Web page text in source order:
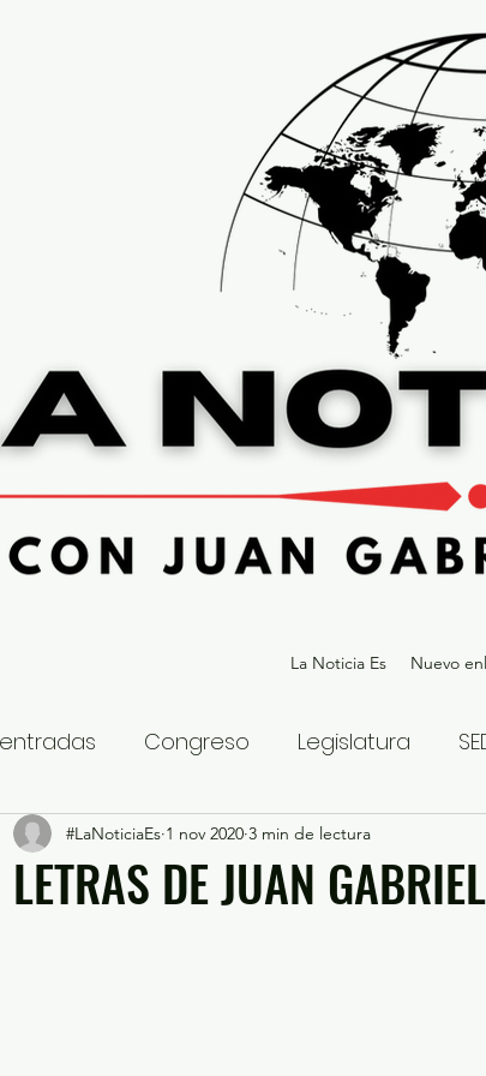
La Noticia Es Nuevo
Congreso Legislatura
Nacional Estatal Gubernatura
LETRAS DE JUAN GABRIEL
#LaNoticiaEs 1 nov 2020 3 min de lectura